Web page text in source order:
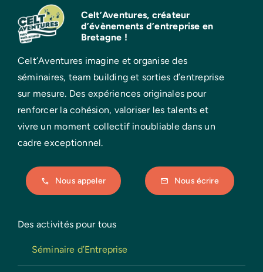
Des activités pour tous
Séminaire d’Entreprise
Nous appeler Nous écrire
Celt’Aventures, créateur
d’évènements d’entreprise en
Bretagne !
Celt’Aventures imagine et organise des
séminaires, team building et sorties d’entreprise
sur mesure. Des expériences originales pour
renforcer la cohésion, valoriser les talents et
vivre un moment collectif inoubliable dans un
cadre exceptionnel.